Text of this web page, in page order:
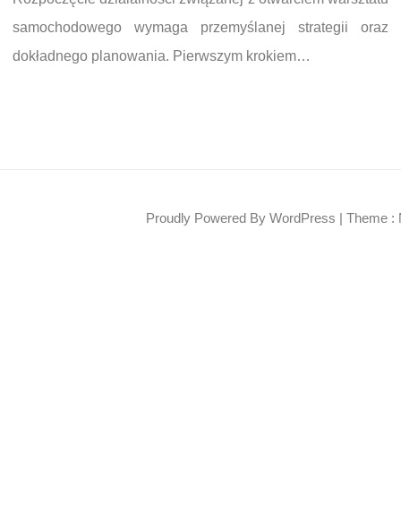
samochodowego wymaga przemyślanej strategii oraz
dokładnego planowania. Pierwszym krokiem…
Proudly Powered By WordPress | Theme :